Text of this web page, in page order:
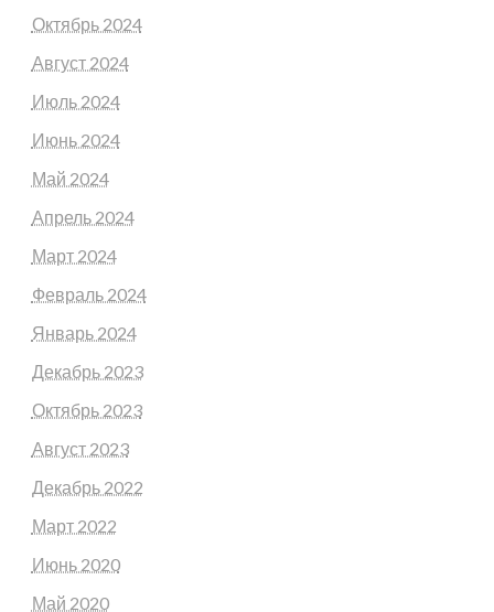
Октябрь 2024
Август 2024
Июль 2024
Июнь 2024
Май 2024
Апрель 2024
Март 2024
Февраль 2024
Январь 2024
Декабрь 2023
Октябрь 2023
Август 2023
Декабрь 2022
Март 2022
Июнь 2020
Май 2020